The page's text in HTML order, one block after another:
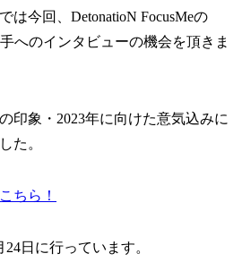
は今回、DetonatioN FocusMeの
へのインタビューの機会を頂きま
印象・2023年に向けた意気込みに
た。
ちら！
日に行っています。